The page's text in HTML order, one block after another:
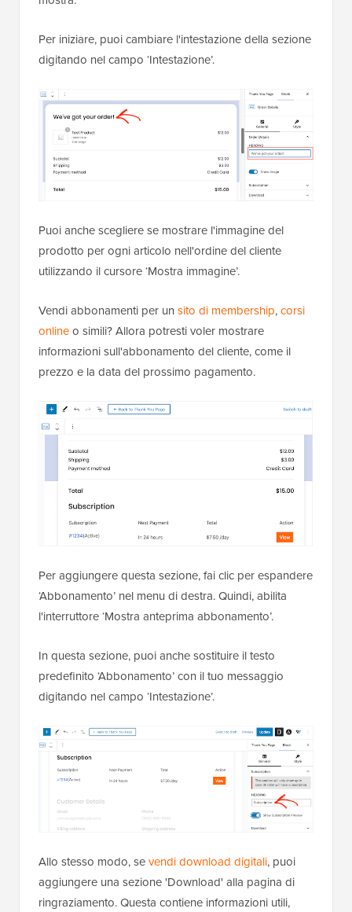
Per iniziare, puoi cambiare l'intestazione della sezione
digitando nel campo ‘Intestazione’.
Puoi anche scegliere se mostrare l'immagine del
prodotto per ogni articolo nell'ordine del cliente
utilizzando il cursore ‘Mostra immagine’.
Vendi abbonamenti per un sito di membership,corsi
onlineo simili? Allora potresti voler mostrare
informazioni sull'abbonamento del cliente, come il
prezzo e la data del prossimo pagamento.
Per aggiungere questa sezione, fai clic per espandere
‘Abbonamento’ nel menu di destra. Quindi, abilita
l'interruttore ‘Mostra anteprima abbonamento’.
In questa sezione, puoi anche sostituire il testo
predefinito ‘Abbonamento’ con il tuo messaggio
digitando nel campo ‘Intestazione’.
Allo stesso modo, sevendi download digitali, puoi
aggiungere una sezione 'Download' alla pagina di
ringraziamento. Questa contiene informazioni utili,